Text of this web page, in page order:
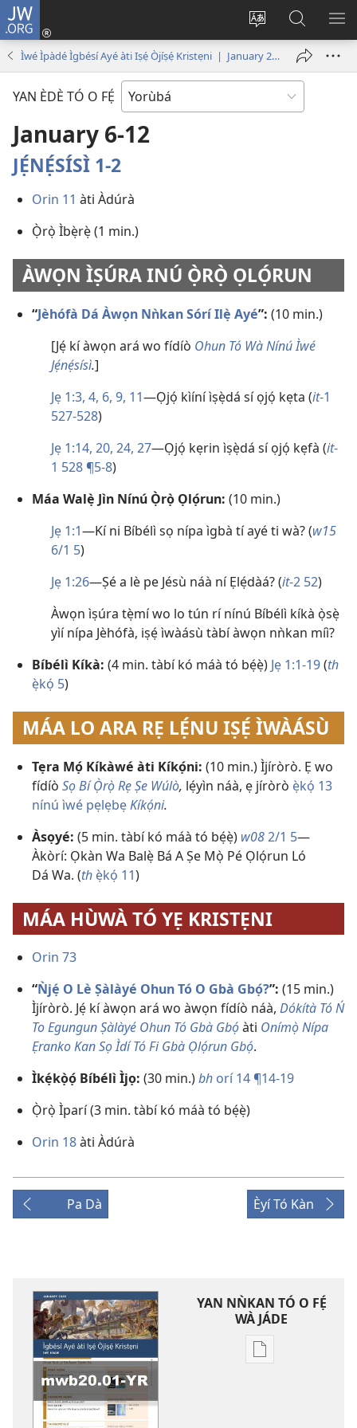
JW.ORG
Yí
èdè
ìkànnì
pa
Wọlé
(opens
window)
Wa
JW.ORG
Ìwé Ìpàdé Ìgbésí Ayé àti Iṣẹ́ Òjíṣẹ́ Kristẹni | January 2020
YAN ÈDÈ TÓ O FẸ́
January 6-12
JẸ́NẸ́SÍSÌ 1-2
Orin 11 àti Àdúrà
Ọ̀rọ̀ Ìbẹ̀rẹ̀ (1 min.)
ÀWỌN ÌṢÚRA INÚ Ọ̀RỌ̀ ỌLỌ́RUN
“Jèhófà Dá Àwọn Nǹkan Sórí Ilẹ̀ Ayé”: (10 min.)
[Jẹ́ kí àwọn ará wo fídíò Ohun Tó Wà Nínú Ìwé
Jẹ́nẹ́sísì.]
Jẹ 1:3, 4, 6, 9, 11​—Ọjọ́ kìíní ìṣẹ̀dá sí ọjọ́ kẹta (it-1
527-528)
Jẹ 1:14, 20, 24, 27​—Ọjọ́ kẹrin ìṣẹ̀dá sí ọjọ́ kẹfà (it-
1 528 ¶5-8)
Máa Walẹ̀ Jìn Nínú Ọ̀rọ̀ Ọlọ́run: (10 min.)
Jẹ 1:1​—Kí ni Bíbélì sọ nípa ìgbà tí ayé ti wà? (w15
6/1 5)
Jẹ 1:26​—Ṣé a lè pe Jésù náà ní Ẹlẹ́dàá? (it-2 52)
Àwọn ìṣúra tẹ̀mí wo lo tún rí nínú Bíbélì kíkà ọ̀sẹ̀
yìí nípa Jèhófà, iṣẹ́ ìwàásù tàbí àwọn nǹkan míì?
Bíbélì Kíkà: (4 min. tàbí kó máà tó bẹ́ẹ̀) Jẹ 1:1-19(th
ẹ̀kọ́ 5)
MÁA LO ARA RẸ LẸ́NU IṢẸ́ ÌWÀÁSÙ
Tẹra Mọ́ Kíkàwé àti Kíkọ́ni: (10 min.) Ìjíròrò. Ẹ wo
fídíò Sọ Bí Ọ̀rọ̀ Rẹ Ṣe Wúlò, lẹ́yìn náà, ẹ jíròrò ẹ̀kọ́ 13
nínú ìwé pẹlẹbẹKíkọ́ni.
Àsọyé: (5 min. tàbí kó máà tó bẹ́ẹ̀) w082/1 5​—
Àkòrí: Ọkàn Wa Balẹ̀ Bá A Ṣe Mọ̀ Pé Ọlọ́run Ló
Dá Wa. (th ẹ̀kọ́ 11)
MÁA HÙWÀ TÓ YẸ KRISTẸNI
Orin 73
“Ǹjẹ́ O Lè Ṣàlàyé Ohun Tó O Gbà Gbọ́?”: (15 min.)
Ìjíròrò. Jẹ́ kí àwọn ará wo àwọn fídíò náà, Dókítà Tó Ń
To Egungun Ṣàlàyé Ohun Tó Gbà Gbọ́àti Onímọ̀ Nípa
Ẹranko Kan Sọ Ìdí Tó Fi Gbà Ọlọ́run Gbọ́.
Ìkẹ́kọ̀ọ́ Bíbélì Ìjọ: (30 min.)bh orí 14 ¶14-19
Ọ̀rọ̀ Ìparí (3 min. tàbí kó máà tó bẹ́ẹ̀)
Orin 18àti Àdúrà
Pa Dà Èyí Tó Kàn
YAN NǸKAN TÓ O FẸ́
WÀ JÁDE
Bó